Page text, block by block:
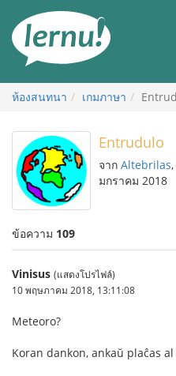
สารบัญ
ห้องสนทนา เกมภาษา
Entrudulo
จาก Altebrilas
มกราคม 2018
ข้อความ 109
Vinisus (แสดงโปรไฟล์)
10 พฤษภาคม 2018, 13:11:08
Meteoro?
Koran dankon, ankaŭ plaĉas